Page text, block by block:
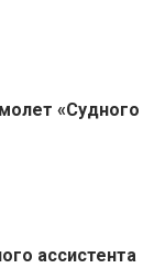
«Судного
ассистента